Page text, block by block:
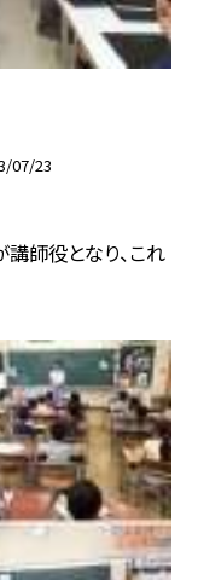
07/23
師役となり、これ